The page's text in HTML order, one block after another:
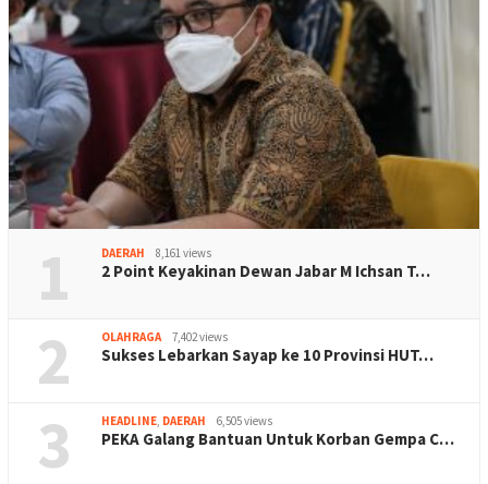
1 DAERAH 8,161 views
2 Point Keyakinan Dewan Jabar M Ichsan T…
2 OLAHRAGA 7,402 views
Sukses Lebarkan Sayap ke 10 Provinsi HUT…
3 HEADLINE DAERAH 6,505 views
PEKA Galang Bantuan Untuk Korban Gempa C…